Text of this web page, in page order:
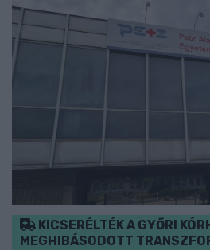
KICSERÉLTÉK A GYŐRI
MEGHIBÁSODOTT